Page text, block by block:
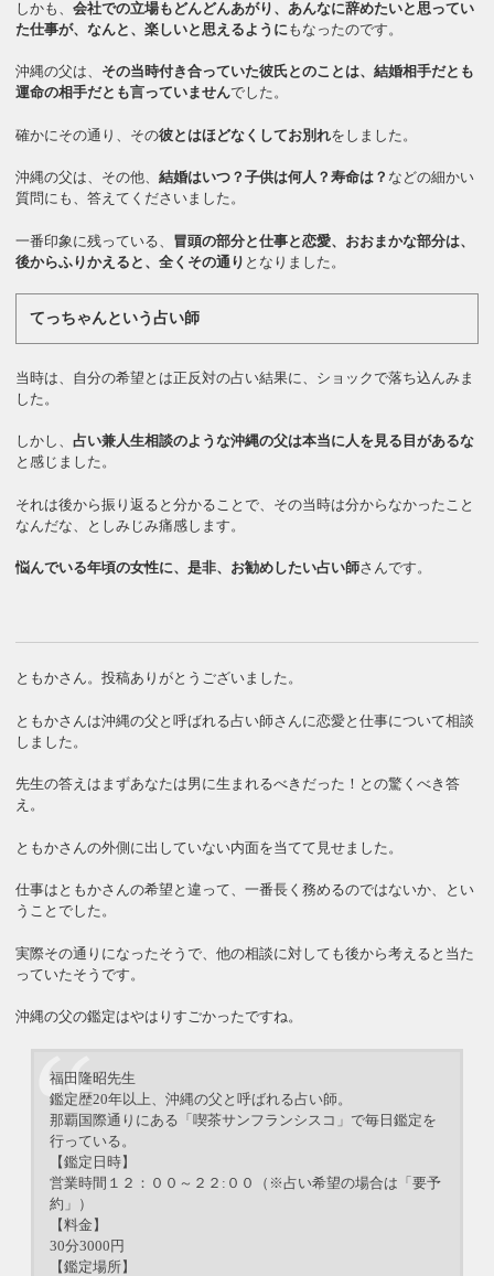
しかも、会社での立場もどんどんあがり、あんなに辞めたいと思ってい
た仕事が、なんと、楽しいと思えるように もなったのです。
沖縄の父は、 その当時付き合っていた彼氏とのことは、結婚相手だとも
運命の相手だとも言っていませんでした。
確かにその通り、その彼とはほどなくしてお別れをしました。
沖縄の父は、その他、結婚はいつ？子供は何人？寿命は？ などの細かい
質問にも、答えてくださいました。
一番印象に残っている、 冒頭の部分と仕事と恋愛、おおまかな部分は、
後からふりかえると、全くその通り となりました。
てっちゃんという占い師
当時は、自分の希望とは正反対の占い結果に、ショックで落ち込んみま
した。
しかし、占い兼人生相談のような沖縄の父は本当に人を見る目があるな
と感じました。
それは後から振り返ると分かることで、その当時は分からなかったこと
なんだな、としみじみ痛感します。
悩んでいる年頃の女性に、是非、お勧めしたい占い師さんです。
ともかさん。投稿ありがとうございました。
ともかさんは沖縄の父と呼ばれる占い師さんに恋愛と仕事について相談
しました。
先生の答えはまずあなたは男に生まれるべきだった！との驚くべき答
え。
ともかさんの外側に出していない内面を当てて見せました。
仕事はともかさんの希望と違って、一番長く務めるのではないか、とい
うことでした。
実際その通りになったそうで、他の相談に対しても後から考えると当た
っていたそうです。
沖縄の父の鑑定はやはりすごかったですね。
福田隆昭先生
鑑定歴20年以上、沖縄の父と呼ばれる占い師。
那覇国際通りにある「喫茶サンフランシスコ」で毎日鑑定を
行っている。
【鑑定日時】
営業時間１２：００～２２:００（※占い希望の場合は「要予
約」）
【料金】
30分3000円
【鑑定場所】